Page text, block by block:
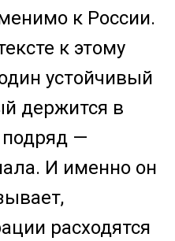
к России.
к этому
устойчивый
держится в
подряд —
И именно он
расходятся